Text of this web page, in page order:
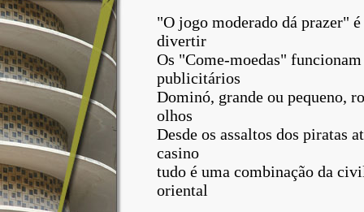
"O jogo moderado dá prazer"
divertir
Os "Come-moedas"
publicitários
Dominó, grande ou pequeno,
olhos
Desde os assaltos dos piratas
casino
tudo é uma combinação da
oriental